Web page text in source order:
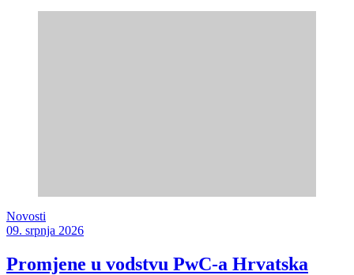
Novosti
09. srpnja 2026
Promjene u vodstvu PwC-a Hrvatska